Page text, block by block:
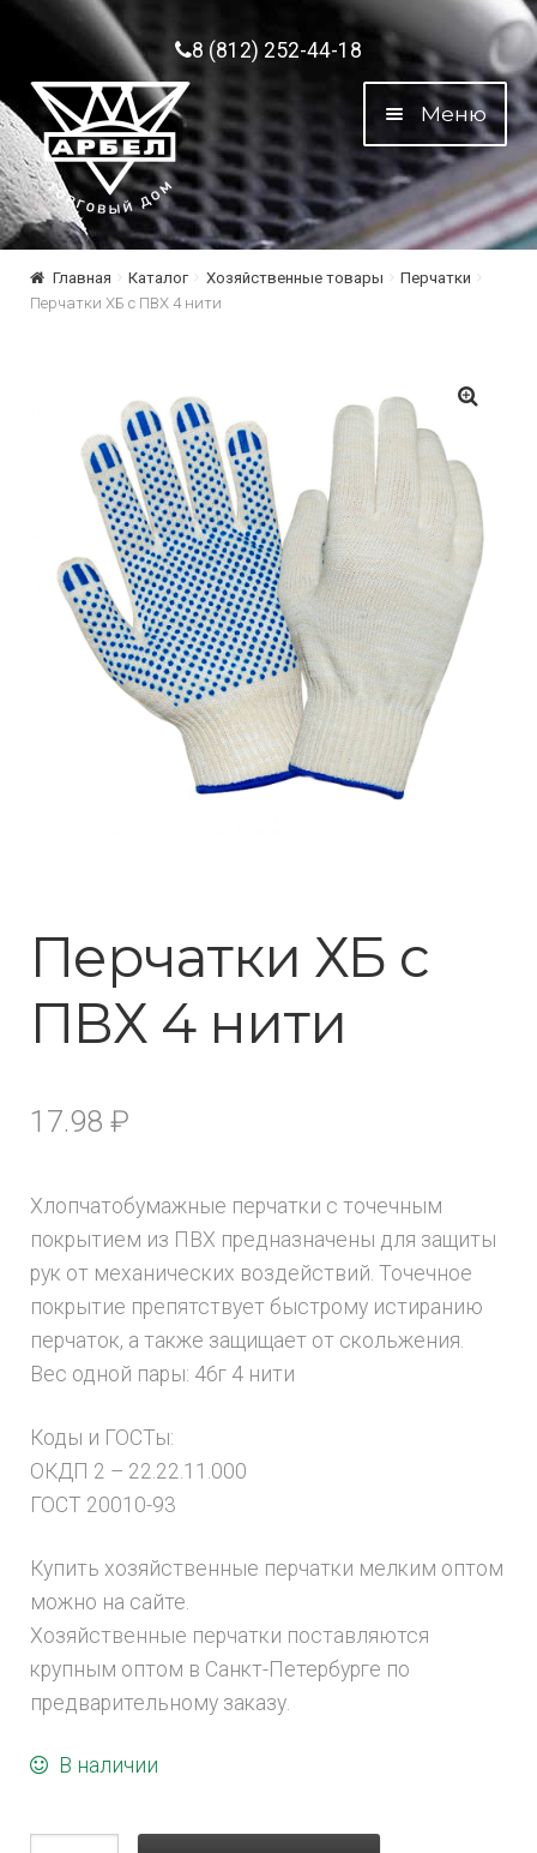
Перейти к навигации
Перейти к содержимому8 (812) 252-44-18
Меню
Главная Каталог Хозяйственные товары
Перчатки
Перчатки ХБ с ПВХ 4 нити
Перчатки ХБ с
ПВХ 4 нити
17.98 ₽
Хлопчатобумажные перчатки с точечным
покрытием из ПВХ предназначены для защиты
рук от механических воздействий. Точечное
покрытие препятствует быстрому истиранию
перчаток, а также защищает от скольжения.
Вес одной пары: 46г 4 нити
Коды и ГОСТы:
ОКДП 2 – 22.22.11.000
ГОСТ 20010-93
Купить хозяйственные перчатки мелким оптом
можно на сайте.
Хозяйственные перчатки поставляются
крупным оптом в Санкт-Петербурге по
предварительному заказу.
В наличии